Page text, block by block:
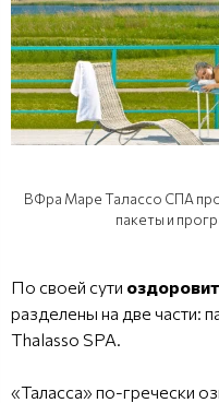
B Фpa Mape Taлacco CПA
пакеты и
По своей сути
разделены на две части:
Thalasso SPA.
«Таласса» по-гречески